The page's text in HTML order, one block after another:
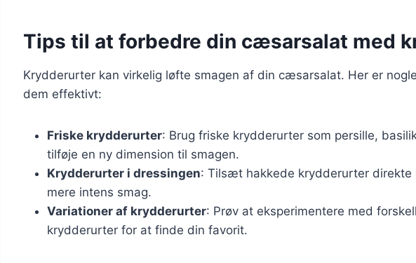
Tips til at forbedre din cæsarsalat med
Krydderurter kan virkelig løfte smagen af din cæsarsalat. Her er
dem effektivt:
Friske krydderurter: Brug friske krydderurter som persille,
tilføje en ny dimension til smagen.
Krydderurter i dressingen: Tilsæt hakkede krydderurter direkte
mere intens smag.
Variationer af krydderurter: Prøv at eksperimentere med
krydderurter for at finde din favorit.